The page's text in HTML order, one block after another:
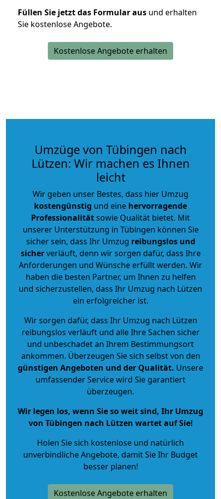
Füllen Sie jetzt das Formular aus und erhalten
Sie kostenlose Angebote.
Kostenlose Angebote erhalten
Umzüge von Tübingen nach
Lützen: Wir machen es Ihnen
leicht
Wir geben unser Bestes, dass hier Umzug
kostengünstig und eine hervorragende
Professionalitätsowie Qualität bietet. Mit
unserer Unterstützung in Tübingen können Sie
sicher sein, dass Ihr Umzug reibungslos und
sicherverläuft, denn wir sorgen dafür, dass Ihre
Anforderungen und Wünsche erfüllt werden. Wir
haben die besten Partner, um Ihnen zu helfen
und sicherzustellen, dass Ihr Umzug nach Lützen
ein erfolgreicher ist.
Wir sorgen dafür, dass Ihr Umzug nach Lützen
reibungslos verläuft und alle Ihre Sachen sicher
und unbeschadet an Ihrem Bestimmungsort
ankommen. Überzeugen Sie sich selbst von den
günstigen Angeboten und der Qualität. Unsere
umfassender Service wird Sie garantiert
überzeugen.
Wir legen los, wenn Sie so weit sind, Ihr Umzug
von Tübingen nach Lützen wartet auf Sie!
Holen Sie sich kostenlose und natürlich
unverbindliche Angebote, damit Sie Ihr Budget
besser planen!
Kostenlose Angebote erhalten